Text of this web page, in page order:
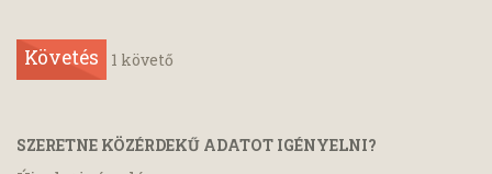
Követés 1 követő
SZERETNE KÖZÉRDEKŰ ADATOT IGÉNYELNI?